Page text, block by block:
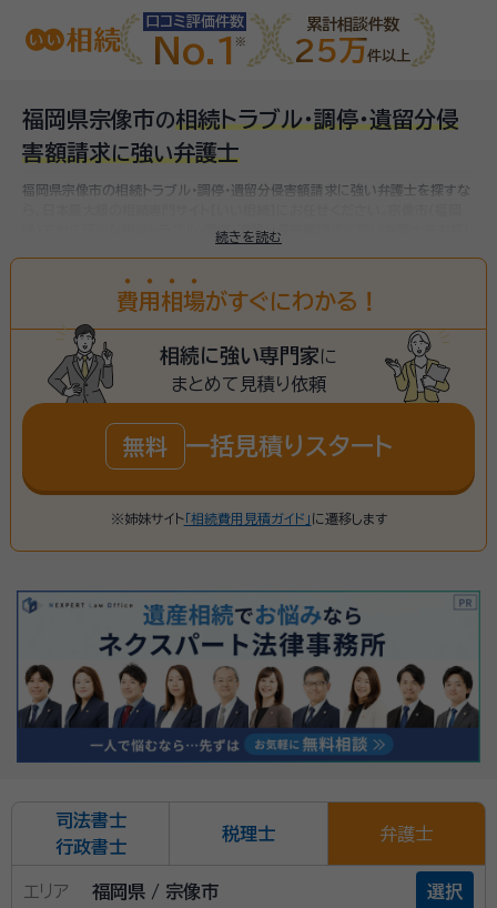
口コミ評価件数
No.1
累計相談件数
25万件以上
福岡県宗像市の相続トラブル・調停・遺留分侵
害額請求に強い弁護士
続きを読む
福岡県宗像市の相続トラブル・調停・遺留分侵害額請求に強い弁護士を探すな
県)で対応可能な相続トラブル・調停・遺留分侵害額請求に強い弁護士をお探し
費 用 相 場がすぐにわかる！
相続に強い専門家に
まとめて見積り依頼
無料 一括見積りスタート
※姉妹サイト「相続費用見積ガイド」 に遷移します
司法書士
行政書士
税理士 弁護士
エリア 福岡県 / 宗像市 選択